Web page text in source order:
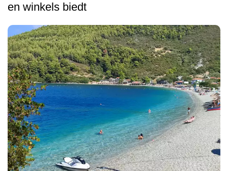
en winkels biedt